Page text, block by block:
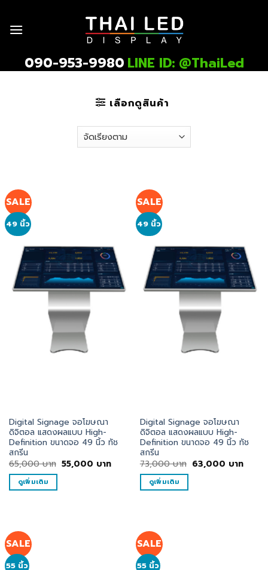
content
090-953-9980 LINE ID: @ThaiLed
เลือกดูสินค้า
SALE
49 นิ้ว
Digital Signage จอโฆษณา
ดิจิตอล แสดงผลแบบ High-
Definition ขนาดจอ 49 นิ้ว ทัช
สกรีน
65,000บาท Original
price
55,000 บาทCurrent
price
ดูเพิ่มเติม
SALE
49 นิ้ว
Digital Signage จอโฆษณา
ดิจิตอล แสดงผลแบบ High-
Definition ขนาดจอ 49 นิ้ว ทัช
สกรีน
73,000บาท Original
price
63,000 บาท
price
ดูเพิ่มเติม
SALE
55 นิ้ว
SALE
55 นิ้ว